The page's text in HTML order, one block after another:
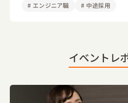
# エンジニア職 # 中途採用
イベントレ